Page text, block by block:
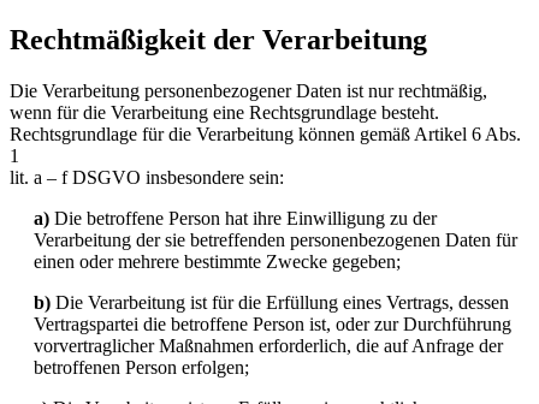
Rechtmäßigkeit der Verarbeitung
Die Verarbeitung personenbezogener Daten ist nur rechtmäßig,
wenn für die Verarbeitung eine Rechtsgrundlage besteht.
Rechtsgrundlage für die Verarbeitung können gemäß Artikel 6 Abs.
1
lit. a – f DSGVO insbesondere sein:
a) Die betroffene Person hat ihre Einwilligung zu der
Verarbeitung der sie betreffenden personenbezogenen Daten für
einen oder mehrere bestimmte Zwecke gegeben;
b) Die Verarbeitung ist für die Erfüllung eines Vertrags, dessen
Vertragspartei die betroffene Person ist, oder zur Durchführung
vorvertraglicher Maßnahmen erforderlich, die auf Anfrage der
betroffenen Person erfolgen;